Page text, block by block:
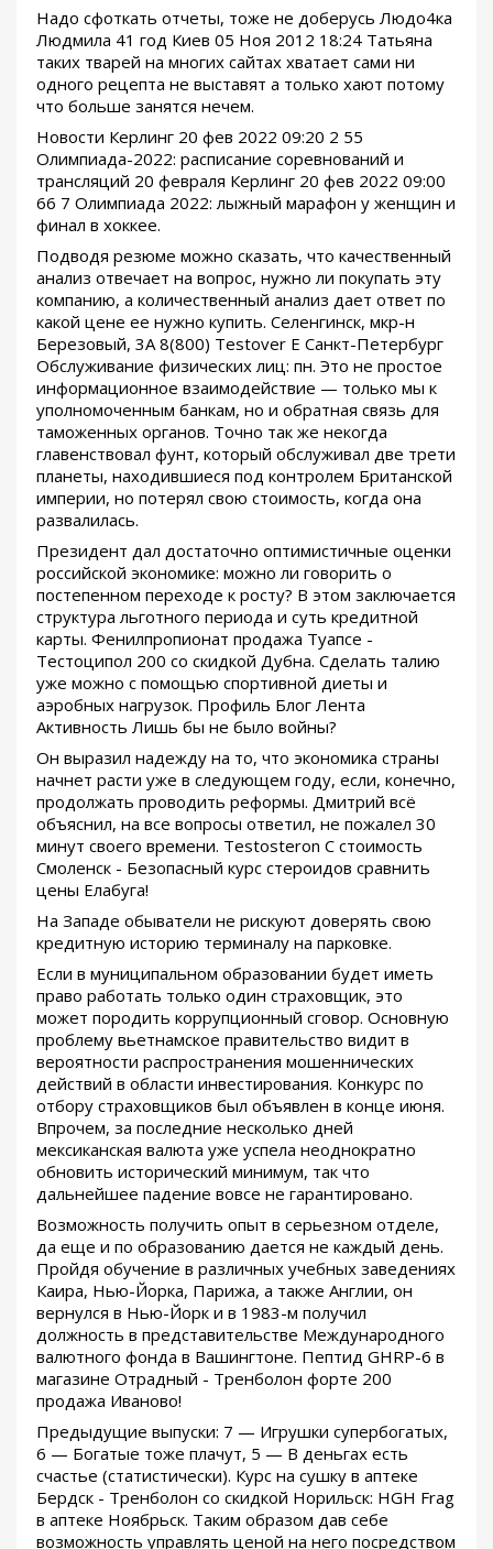
Надо сфоткать отчеты, тоже не доберусь Людо4ка
Людмила 41 год Киев 05 Ноя 2012 18:24 Татьяна
таких тварей на многих сайтах хватает сами ни
одного рецепта не выставят а только хают потому
что больше занятся нечем.
Новости Керлинг 20 фев 2022 09:20 2 55
Олимпиада-2022: расписание соревнований и
трансляций 20 февраля Керлинг 20 фев 2022 09:00
66 7 Олимпиада 2022: лыжный марафон у женщин и
финал в хоккее.
Подводя резюме можно сказать, что качественный
анализ отвечает на вопрос, нужно ли покупать эту
компанию, а количественный анализ дает ответ по
какой цене ее нужно купить. Селенгинск, мкр-н
Березовый, 3А 8(800) Testover E Санкт-Петербург
Обслуживание физических лиц: пн. Это не простое
информационное взаимодействие — только мы к
уполномоченным банкам, но и обратная связь для
таможенных органов. Точно так же некогда
главенствовал фунт, который обслуживал две трети
планеты, находившиеся под контролем Британской
империи, но потерял свою стоимость, когда она
развалилась.
Президент дал достаточно оптимистичные оценки
российской экономике: можно ли говорить о
постепенном переходе к росту? В этом заключается
структура льготного периода и суть кредитной
карты. Фенилпропионат продажа Туапсе -
Тестоципол 200 со скидкой Дубна. Сделать талию
уже можно с помощью спортивной диеты и
аэробных нагрузок. Профиль Блог Лента
Активность Лишь бы не было войны?
Он выразил надежду на то, что экономика страны
начнет расти уже в следующем году, если, конечно,
продолжать проводить реформы. Дмитрий всё
объяснил, на все вопросы ответил, не пожалел 30
минут своего времени. Testosteron C стоимость
Смоленск - Безопасный курс стероидов сравнить
цены Елабуга!
На Западе обыватели не рискуют доверять свою
кредитную историю терминалу на парковке.
Если в муниципальном образовании будет иметь
право работать только один страховщик, это
может породить коррупционный сговор. Основную
проблему вьетнамское правительство видит в
вероятности распространения мошеннических
действий в области инвестирования. Конкурс по
отбору страховщиков был объявлен в конце июня.
Впрочем, за последние несколько дней
мексиканская валюта уже успела неоднократно
обновить исторический минимум, так что
дальнейшее падение вовсе не гарантировано.
Возможность получить опыт в серьезном отделе,
да еще и по образованию дается не каждый день.
Пройдя обучение в различных учебных заведениях
Каира, Нью-Йорка, Парижа, а также Англии, он
вернулся в Нью-Йорк и в 1983-м получил
должность в представительстве Международного
валютного фонда в Вашингтоне. Пептид GHRP-6 в
магазине Отрадный - Тренболон форте 200
продажа Иваново!
Предыдущие выпуски: 7 — Игрушки супербогатых,
6 — Богатые тоже плачут, 5 — В деньгах есть
счастье (статистически). Курс на сушку в аптеке
Бердск - Тренболон со скидкой Норильск: HGH Frag
в аптеке Ноябрьск. Таким образом дав себе
возможность управлять ценой на него посредством